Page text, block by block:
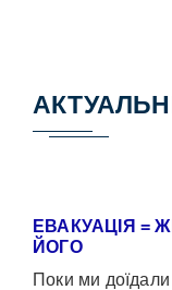
ЕВАКУАЦІЯ =
ЙОГО
Поки ми